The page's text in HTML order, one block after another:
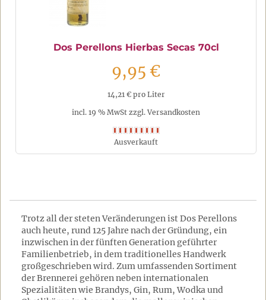
Dos Perellons Hierbas Secas 70cl
9,95 €
14,21 € pro Liter
incl. 19 % MwSt zzgl. Versandkosten
Ausverkauft
Trotz all der steten Veränderungen ist Dos Perellons
auch heute, rund 125 Jahre nach der Gründung, ein
inzwischen in der fünften Generation geführter
Familienbetrieb, in dem traditionelles Handwerk
großgeschrieben wird. Zum umfassenden Sortiment
der Brennerei gehören neben internationalen
Spezialitäten wie Brandys, Gin, Rum, Wodka und